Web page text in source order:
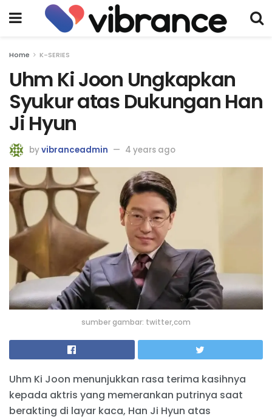
Home K-SERIES
Uhm Ki Joon Ungkapkan
Syukur atas Dukungan Han
Ji Hyun
byvibranceadmin 4 years ago
sumber gambar: twitter,com
Uhm Ki Joon menunjukkan rasa terima kasihnya
kepada aktris yang memerankan putrinya saat
berakting di layar kaca, Han Ji Hyun atas